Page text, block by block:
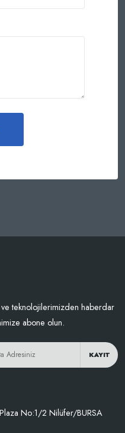
teknolojilerimizden haberdar
abone olun.
KAYIT
No:1/2 Nilüfer/BURSA